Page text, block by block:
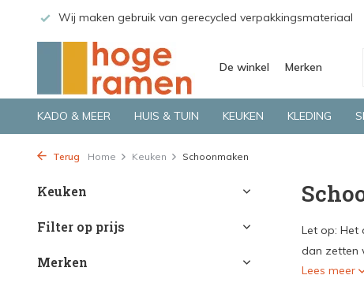
Bekijk de producten live in onze winkel in Deventer
De winkel Merken
KADO & MEER HUIS & TUIN KEUKEN KLEDING
Terug Home Keuken Schoonmaken
Keuken
Filter op prijs
Merken
Let op: Het
dan zetten
Lees meer